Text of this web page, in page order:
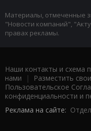
Материалы, отмеченные
"Новости компаний",
правах рекламы.
Наши контакты и схема
нами | Разместить
Пользовательское
конфиденциальности и
Реклама на сайте: